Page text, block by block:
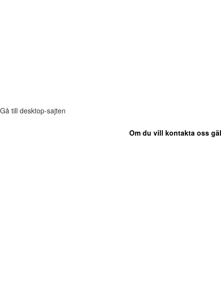
Gå till desktop-sajten
Om du vill kontakta oss